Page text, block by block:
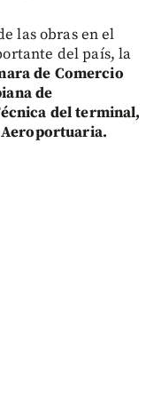
las obras en el
del país, la
de Comercio
de
del terminal,